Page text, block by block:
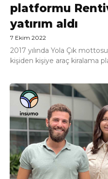
platformu
yatırım aldı
7 Ekim 2022
2017 yılında Yola Çık
kişiden kişiye araç kiralama